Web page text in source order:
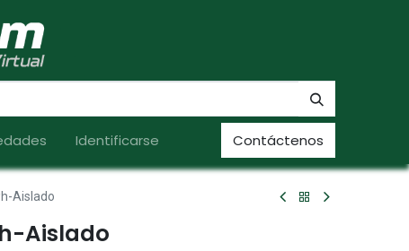
Identificarse Contáctenos
Aislado
Aislado